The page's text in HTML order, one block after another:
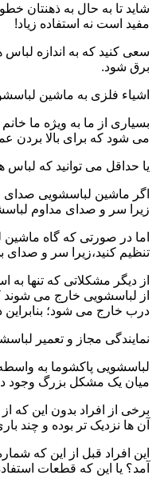
شاید تا به حال به ذهنتان
مفید است نه استفاده زیاد!
سعی کنید که به اندازه
برق شود.
اشیاء فلزی به ماشین
بسیاری از ما به ویژه ما
می شود که برای بالا بردن
یا حداقل می توانید که
اگر ماشین لباسشویی صدای
زیرا سر و صدای مداوم
اما در صورتی که گاه
تنظیم کنید،زیرا سر و
از دیگر مشکلاتی که تنها
از لباسشویی خارج می
درب خارج می شود؛
نمایندگی مجاز و تعمیر
لباسشویی پاکشوما به
میان یک مشکل بزرگ وجود
برخی از افراد بدون این که
آن ها نزدیک تر بوده و چند
این افراد قبل از این که
آمد؟ یا این که قطعات